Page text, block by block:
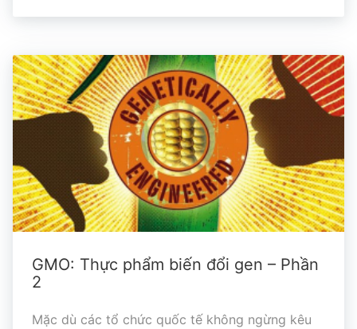
GMO: Thực phẩm biến đổi gen – Phần
2
Mặc dù các tổ chức quốc tế không ngừng kêu